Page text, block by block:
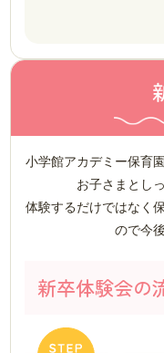
小学館アカデミー保育
お子さまとし
体験するだけではなく
ので今
新卒体験会の